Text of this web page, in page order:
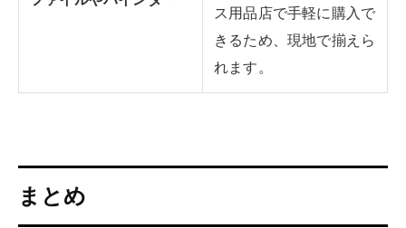
ス用品店で手軽に購入で
きるため、現地で揃えら
れます。
まとめ